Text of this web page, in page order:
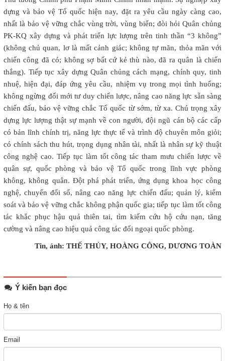
dựng và bảo vệ Tổ quốc hiện nay, đặt ra yêu cầu ngày càng cao,
nhất là bảo vệ vững chắc vùng trời, vùng biển; đòi hỏi Quân chủng
PK-KQ xây dựng và phát triển lực lượng trên tinh thần “3 không”
(không chủ quan, lơ là mất cảnh giác; không tự mãn, thỏa mãn với
chiến công đã có; không sợ bất cứ kẻ thù nào, đã ra quân là chiến
thắng). Tiếp tục xây dựng Quân chủng cách mạng, chính quy, tinh
nhuệ, hiện đại, đáp ứng yêu cầu, nhiệm vụ trong mọi tình huống;
không ngừng đổi mới tư duy chiến lược, nâng cao năng lực sẵn sàng
chiến đấu, bảo vệ vững chắc Tổ quốc từ sớm, từ xa. Chú trọng xây
dựng lực lượng thật sự mạnh về con người, đội ngũ cán bộ các cấp
có bản lĩnh chính trị, năng lực thực tế và trình độ chuyên môn giỏi;
có chính sách thu hút, trọng dụng nhân tài, nhất là nhân sự kỹ thuật
công nghệ cao. Tiếp tục làm tốt công tác tham mưu chiến lược về
quân sự, quốc phòng và bảo vệ Tổ quốc trong lĩnh vực phòng
không, không quân. Đột phá phát triển, ứng dụng khoa học công
nghệ, chuyển đổi số, nâng cao năng lực chiến đấu; quản lý, kiểm
soát và bảo vệ vững chắc không phận quốc gia; tiếp tục làm tốt công
tác khắc phục hậu quả thiên tai, tìm kiếm cứu hộ cứu nạn, tăng
cường và nâng cao hiệu quả công tác đối ngoại quốc phòng.
Tin, ảnh: THẾ THỦY, HOÀNG CÔNG, DƯƠNG TOÀN
Ý kiến bạn đọc
Họ & tên
Email